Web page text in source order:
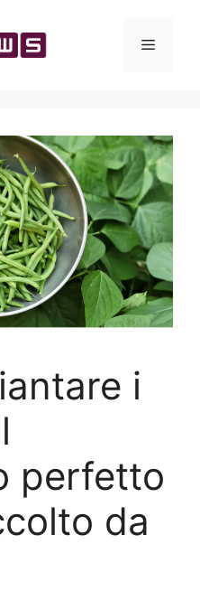
Menu
i
perfetto
da